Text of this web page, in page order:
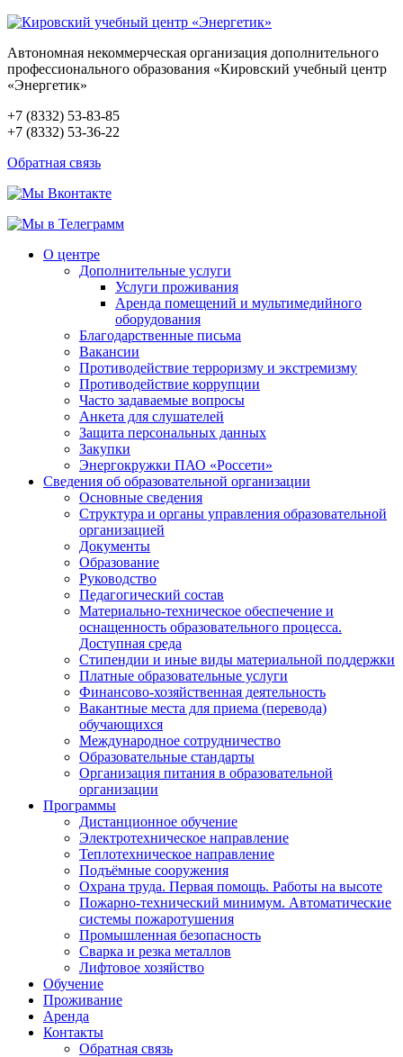
Автономная некоммерческая организация дополнительного
профессионального образования «Кировский учебный центр
«Энергетик»
+7 (8332) 53-83-85
+7 (8332) 53-36-22
Обратная связь
О центре
Дополнительные услуги
Услуги проживания
Аренда помещений и мультимедийного
оборудования
Благодарственные письма
Вакансии
Противодействие терроризму и экстремизму
Противодействие коррупции
Часто задаваемые вопросы
Анкета для слушателей
Защита персональных данных
Закупки
Энергокружки ПАО «Россети»
Сведения об образовательной организации
Основные сведения
Структура и органы управления образовательной
организацией
Документы
Образование
Руководство
Педагогический состав
Материально-техническое обеспечение и
оснащенность образовательного процесса.
Доступная среда
Стипендии и иные виды материальной поддержки
Платные образовательные услуги
Финансово-хозяйственная деятельность
Вакантные места для приема (перевода)
обучающихся
Международное сотрудничество
Образовательные стандарты
Организация питания в образовательной
организации
Программы
Дистанционное обучение
Электротехническое направление
Теплотехническое направление
Подъёмные сооружения
Охрана труда. Первая помощь. Работы на высоте
Пожарно-технический минимум. Автоматические
системы пожаротушения
Промышленная безопасность
Сварка и резка металлов
Лифтовое хозяйство
Обучение
Проживание
Аренда
Контакты
Обратная связь